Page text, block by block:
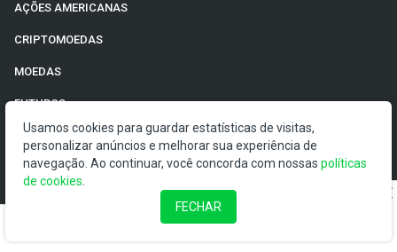
AÇÕES AMERICANAS
CRIPTOMOEDAS
MOEDAS
FUTUROS
ADRS
ETFS
Usamos cookies para guardar estatísticas de visitas,
personalizar anúncios e melhorar sua experiência de
navegação. Ao continuar, você concorda com nossas políticas
de cookies
FECHAR